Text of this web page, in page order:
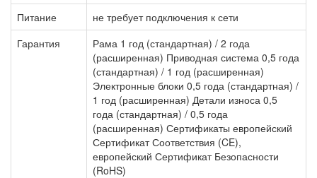
Питание
не требует подключения к сети
Гарантия
Рама 1 год (стандартная) / 2 года
(расширенная) Приводная система 0,5 года
(стандартная) / 1 год (расширенная)
Электронные блоки 0,5 года (стандартная) /
1 год (расширенная) Детали износа 0,5
года (стандартная) / 0,5 года
(расширенная) Сертификаты европейский
Сертификат Соответствия (CE),
европейский Сертификат Безопасности
(RoHS)